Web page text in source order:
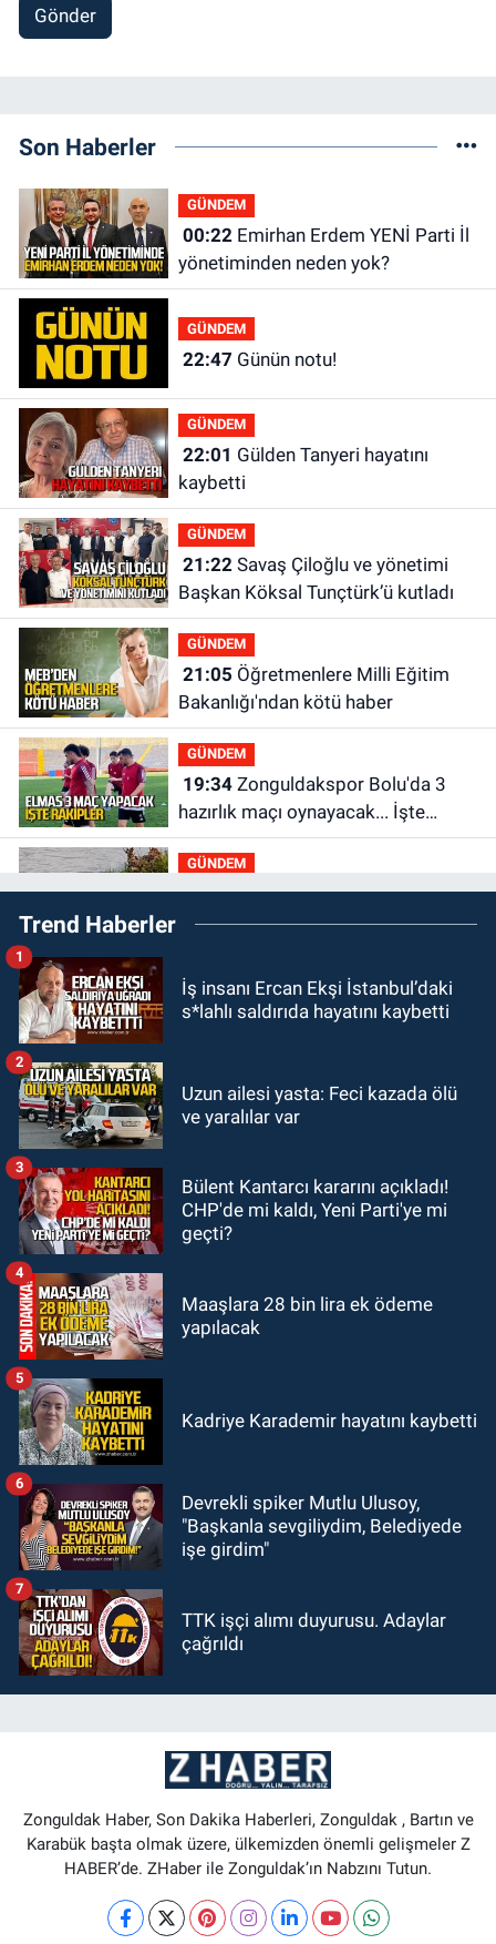
Gönder
Son Haberler
GÜNDEM
00:22Emirhan Erdem YENİ Parti İl
yönetiminden neden yok?
GÜNDEM
22:47 Günün notu!
GÜNDEM
22:01
kaybetti
GÜNDEM
21:22Savaş Çiloğlu ve yönetimi
Başkan Köksal Tunçtürk’ü kutladı
GÜNDEM
21:05
Bakanlığı'ndan kötü haber
GÜNDEM
19:34Zonguldakspor Bolu'da 3
hazırlık maçı oynayacak... İşte
rakipler...
GÜNDEM
19:27Çaycuma ırmağında görüldü:
Görenler şaşkınlık yaşadı
19:12TMO kabuklu fındık alım
18:52Zonguldak'ta pitbul köpek
GÜNDEM
18:44Zonguldak'ta araç yayaya
çarptı: Ağır yaralanan yaya tedavi
Trend Haberler
İş insanı Ercan Ekşi İstanbul’daki
s*lahlı saldırıda hayatını kaybetti
1
Uzun ailesi yasta: Feci kazada ölü
ve yaralılar var
2
Bülent Kantarcı kararını açıkladı!
CHP'de mi kaldı, Yeni Parti'ye mi
geçti?
3
Maaşlara 28 bin lira ek ödeme
yapılacak
4
Kadriye Karademir hayatını kaybetti
5
Devrekli spiker Mutlu Ulusoy,
"Başkanla sevgiliydim, Belediyede
işe girdim"
6
TTK işçi alımı duyurusu. Adaylar
çağrıldı
7
Zonguldak Haber, Son Dakika Haberleri, Zonguldak , Bartın ve
Karabük başta olmak üzere, ülkemizden önemli gelişmeler Z
HABER’de. ZHaber ile Zonguldak’ın Nabzını Tutun.